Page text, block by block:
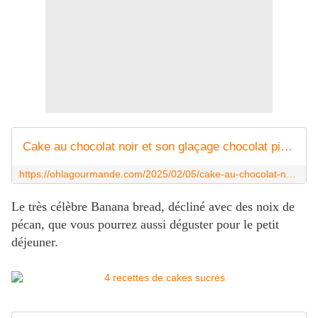
Cake au chocolat noir et son glaçage chocolat pistache
Le très célèbre Banana bread, décliné avec des noix de
pécan, que vous pourrez aussi déguster pour le petit
déjeuner.